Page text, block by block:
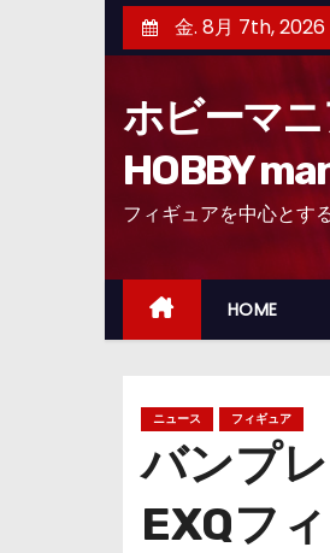
ン
ッ
金. 8月 7th, 2026
ホビーマ
HOBBY
フィギュアを中心とす
HOME
ニュース フィギュア
バンプ
EXQフ